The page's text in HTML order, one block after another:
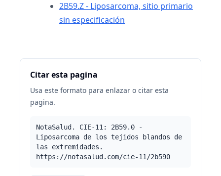
2B59.Z - Liposarcoma, sitio primario
sin especificación
Citar esta pagina
Usa este formato para enlazar o citar esta
pagina.
NotaSalud. CIE-11: 2B59.0 -
Liposarcoma de los tejidos blandos de
las extremidades.
https://notasalud.com/cie-11/2b590